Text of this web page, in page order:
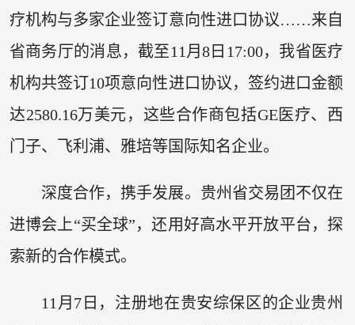
疗机构与多家企业签订意向性进口协议……来自
省商务厅的消息，截至11月8日17:00，我省医疗
机构共签订10项意向性进口协议，签约进口金额
达2580.16万美元，这些合作商包括GE医疗、西
门子、飞利浦、雅培等国际知名企业。
深度合作，携手发展。贵州省交易团不仅在
进博会上“买全球”，还用好高水平开放平台，探
索新的合作模式。
11月7日，注册地在贵安综保区的企业贵州